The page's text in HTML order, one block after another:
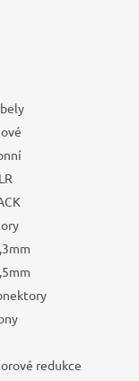
redukce